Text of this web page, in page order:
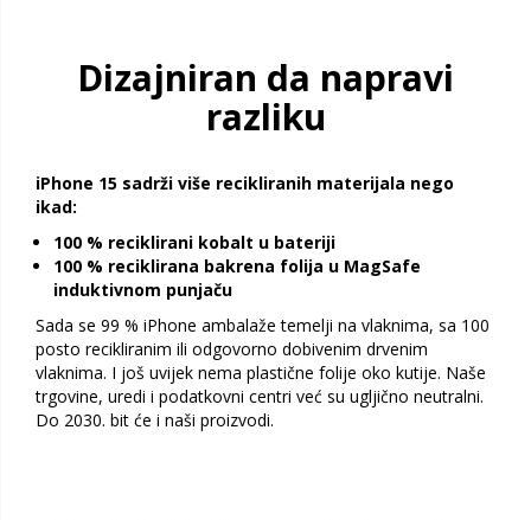
Dizajniran da napravi
razliku
iPhone 15 sadrži više recikliranih materijala nego
ikad:
100 % reciklirani kobalt u bateriji
100 % reciklirana bakrena folija u MagSafe
induktivnom punjaču
Sada se 99 % iPhone ambalaže temelji na vlaknima, sa 100
posto recikliranim ili odgovorno dobivenim drvenim
vlaknima. I još uvijek nema plastične folije oko kutije. Naše
trgovine, uredi i podatkovni centri već su ugljično neutralni.
Do 2030. bit će i naši proizvodi.